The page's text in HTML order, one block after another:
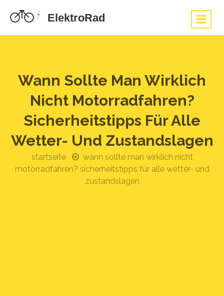
Wann Sollte Man Wirklich
Nicht Motorradfahren?
Sicherheitstipps Für Alle
Wetter- Und Zustandslagen
startseite
wann sollte man wirklich nicht
motorradfahren? sicherheitstipps für alle wetter- und
zustandslagen